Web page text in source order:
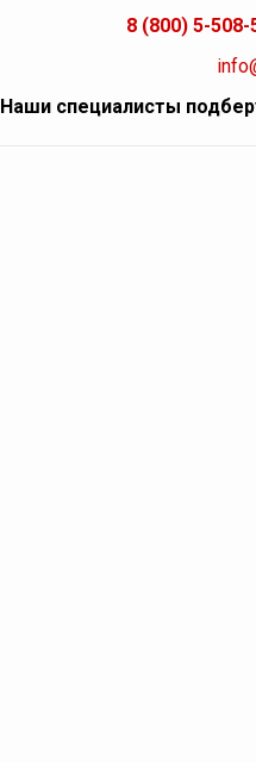
8 (800) 5-508-
Наши специалисты